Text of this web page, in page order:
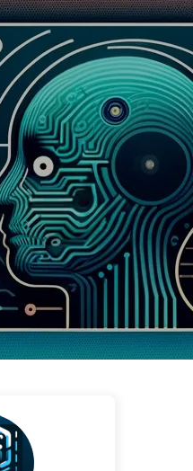
Über uns 🇩🇪 Deutsch